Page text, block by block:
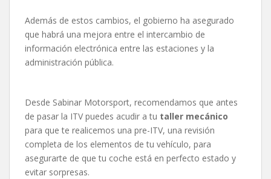
Además de estos cambios, el gobierno ha asegurado
que habrá una mejora entre el intercambio de
información electrónica entre las estaciones y la
administración pública.
Desde Sabinar Motorsport, recomendamos que antes
de pasar la ITV puedes acudir a tu taller mecánico
para que te realicemos una pre-ITV, una revisión
completa de los elementos de tu vehículo, para
asegurarte de que tu coche está en perfecto estado y
evitar sorpresas.